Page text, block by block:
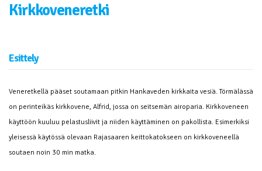
Kirkkoveneretki
Esittely
Veneretkellä pääset soutamaan pitkin Hankaveden kirkkaita vesiä. Törmälässä
on perinteikäs kirkkovene, Alfrid, jossa on seitsemän airoparia. Kirkkoveneen
käyttöön kuuluu pelastusliivit ja niiden käyttäminen on pakollista. Esimerkiksi
yleisessä käytössä olevaan Rajasaaren keittokatokseen on kirkkoveneellä
soutaen noin 30 min matka.